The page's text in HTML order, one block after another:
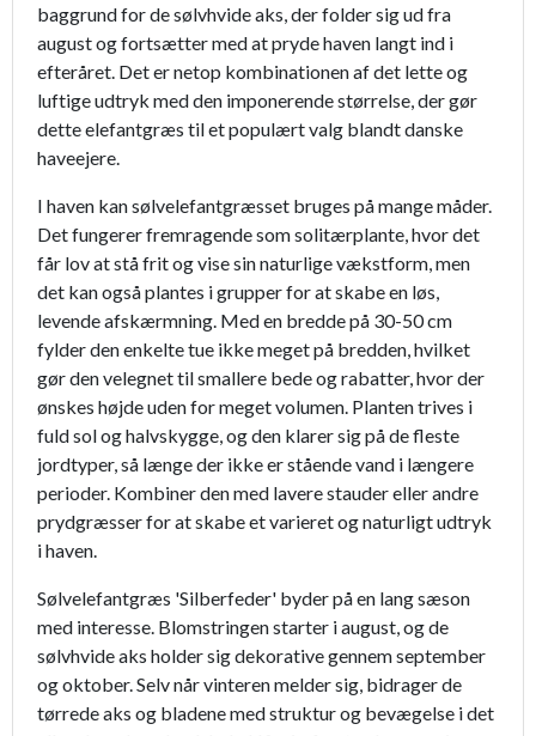
baggrund for de sølvhvide aks, der folder sig ud fra
august og fortsætter med at pryde haven langt ind i
efteråret. Det er netop kombinationen af det lette og
luftige udtryk med den imponerende størrelse, der gør
dette elefantgræs til et populært valg blandt danske
haveejere.
I haven kan sølvelefantgræsset bruges på mange måder.
Det fungerer fremragende som solitærplante, hvor det
får lov at stå frit og vise sin naturlige vækstform, men
det kan også plantes i grupper for at skabe en løs,
levende afskærmning. Med en bredde på 30-50 cm
fylder den enkelte tue ikke meget på bredden, hvilket
gør den velegnet til smallere bede og rabatter, hvor der
ønskes højde uden for meget volumen. Planten trives i
fuld sol og halvskygge, og den klarer sig på de fleste
jordtyper, så længe der ikke er stående vand i længere
perioder. Kombiner den med lavere stauder eller andre
prydgræsser for at skabe et varieret og naturligt udtryk
i haven.
Sølvelefantgræs 'Silberfeder' byder på en lang sæson
med interesse. Blomstringen starter i august, og de
sølvhvide aks holder sig dekorative gennem september
og oktober. Selv når vinteren melder sig, bidrager de
tørrede aks og bladene med struktur og bevægelse i det